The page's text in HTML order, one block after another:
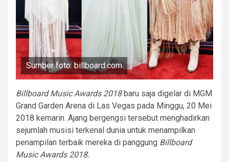
Sumber foto: billboard.com
Billboard Music Awards 2018 baru saja digelar di MGM
Grand Garden Arena di Las Vegas pada Minggu, 20 Mei
2018 kemarin. Ajang bergengsi tersebut menghadirkan
sejumlah musisi terkenal dunia untuk menampilkan
penampilan terbaik mereka di panggung Billboard
Music Awards 2018.